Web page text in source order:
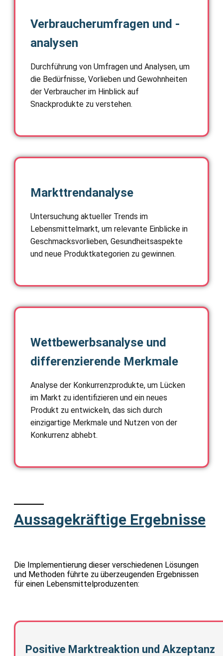
Verbraucherumfragen und -
analysen
Durchführung von Umfragen und Analysen, um
die Bedürfnisse, Vorlieben und Gewohnheiten
der Verbraucher im Hinblick auf
Snackprodukte zu verstehen.
Markttrendanalyse
Untersuchung aktueller Trends im
Lebensmittelmarkt, um relevante Einblicke in
Geschmacksvorlieben, Gesundheitsaspekte
und neue Produktkategorien zu gewinnen.
Wettbewerbsanalyse und
differenzierende Merkmale
Analyse der Konkurrenzprodukte, um Lücken
im Markt zu identifizieren und ein neues
Produkt zu entwickeln, das sich durch
einzigartige Merkmale und Nutzen von der
Konkurrenz abhebt.
Aussagekräftige Ergebnisse
Die Implementierung dieser verschiedenen Lösungen
und Methoden führte zu überzeugenden Ergebnissen
für einen Lebensmittelproduzenten:
Positive Marktreaktion und Akzeptanz